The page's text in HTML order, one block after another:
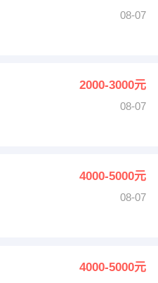
08-07
2000-3000元
08-07
4000-5000元
08-07
4000-5000元